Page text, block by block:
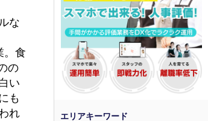
な
。食
の
い
も
れ